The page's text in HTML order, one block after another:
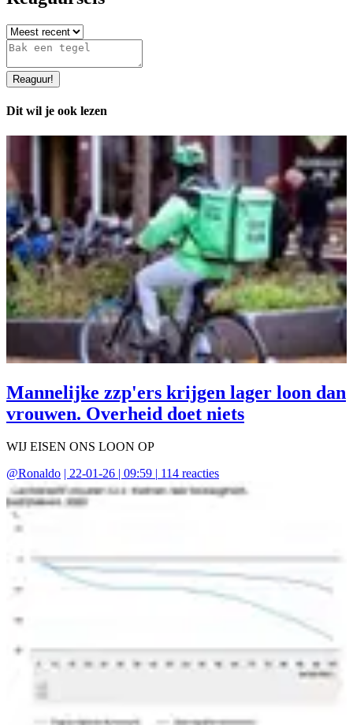
Reaguur!
Dit wil je ook lezen
Mannelijke zzp'ers krijgen lager loon dan
vrouwen. Overheid doet niets
WIJ EISEN ONS LOON OP
@Ronaldo | 22-01-26 | 09:59 | 114 reacties